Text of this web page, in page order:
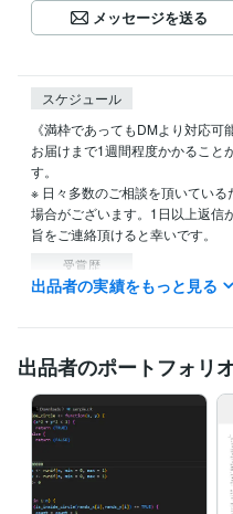
メッセージを送る
スケジュール
《満枠であってもDMより対応可
お届けまで1週間程度かかること
す。
※ 日々多数のご相談を頂いてい
場合がございます。1日以上返信
旨をご連絡頂けると幸いです。
受賞歴
Webアプリ開発ハッカソン　最優
資格・検定
実用英語技能検定準1級（準2級
G資格 取得年 : 2020年
IoT検定 ユーザー試験 パワー・ユ
セキュリティ・スペシャリスト
中国語検定２級 取得年 : 2019
経営学検定 初級（96点）
統計検定データサイエンス発展
出品者の実績をもっと見る
出品者のポートフォリ